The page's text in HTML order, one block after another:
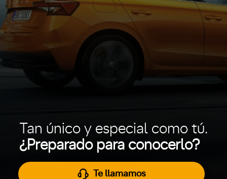
Tan único y especial como tú.
¿Preparado para conocerlo?
Te llamamos